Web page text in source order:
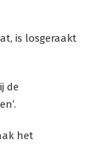
is losgeraakt
de
het